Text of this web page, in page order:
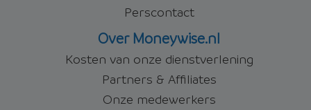
Perscontact
Over Moneywise.nl
Kosten van onze dienstverlening
Partners & Affiliates
Onze medewerkers